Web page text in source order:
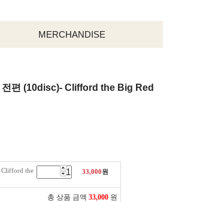
MERCHANDISE
전편 (10disc)- Clifford the Big Red
the
33,000원
총 상품 금액 33,000 원